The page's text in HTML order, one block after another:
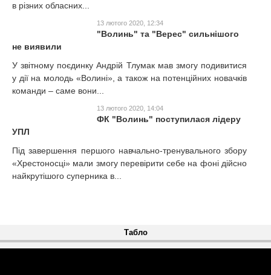
в різних обласних...
13 лютого 2020, 12:34
"Волинь" та "Верес" сильнішого
не виявили
У звітному поєдинку Андрій Тлумак мав змогу подивитися
у дії на молодь «Волині», а також на потенційних новачків
команди – саме вони...
13 лютого 2020, 14:04
ФК "Волинь" поступилася лідеру
УПЛ
Під завершення першого навчально-тренувального збору
«Хрестоносці» мали змогу перевірити себе на фоні дійсно
найкрутішого суперника в...
Табло